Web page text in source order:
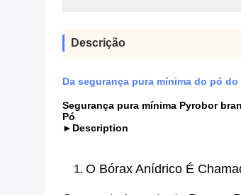
Descrição
Da segurança pura mínima do pó
Segurança pura mínima Pyrobor
Pó
►Description
1. O Bórax Anídrico É